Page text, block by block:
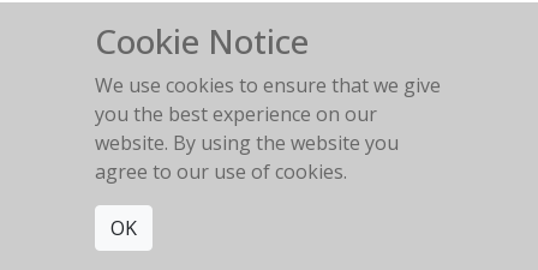
Cookie Notice
We use cookies to ensure that we give
you the best experience on our
website. By using the website you
agree to our use of cookies.
OK